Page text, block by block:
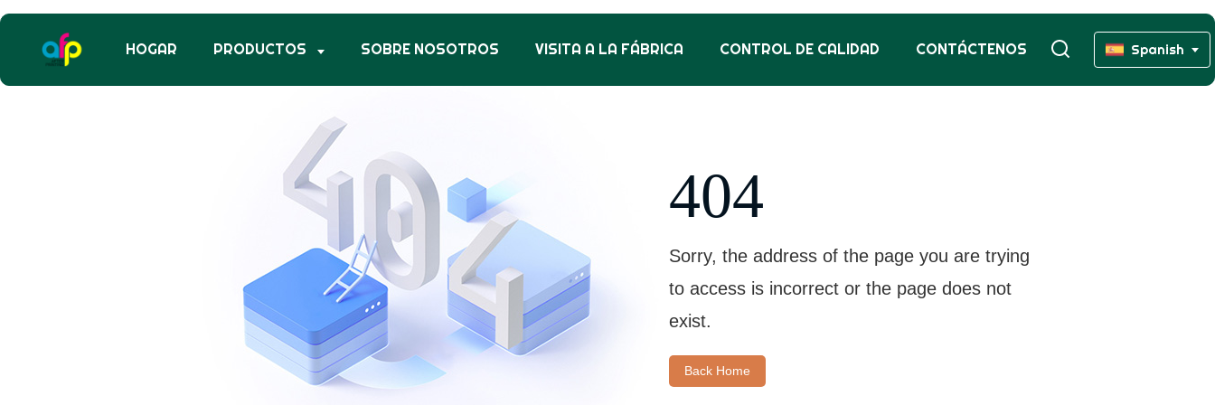
HOGAR PRODUCTOS SOBRE NOSOTROS VISITA A LA FÁBRICA CONTROL DE CALIDAD CONTÁCTENOS Spanish
404
Sorry, the address of the page you are trying
to access is incorrect or the page does not
exist.
Back Home